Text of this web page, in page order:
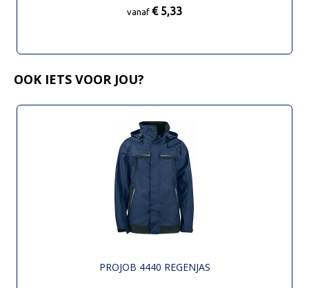
vanaf € 5,33
OOK IETS VOOR JOU?
PROJOB 4440 REGENJAS